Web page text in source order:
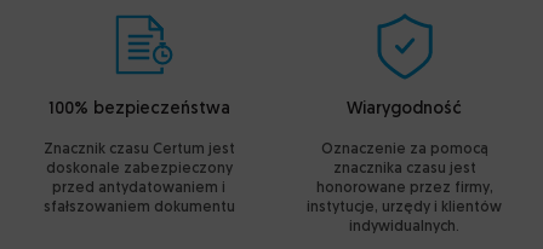
100% bezpieczeństwa
Znacznik czasu Certum jest
doskonale zabezpieczony
przed antydatowaniem i
sfałszowaniem dokumentu
Wiarygodność
Oznaczenie za pomocą
znacznika czasu jest
honorowane przez firmy,
instytucje, urzędy i klientów
indywidualnych.